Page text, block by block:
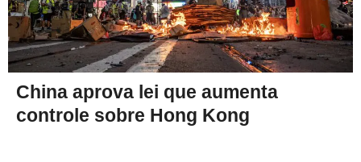
China aprova lei que aumenta
controle sobre Hong Kong